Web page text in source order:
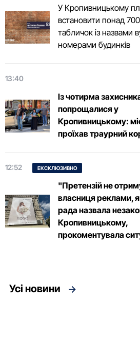
У Кропивницькому
встановити понад
табличок із назвами
номерами будинків
13:40
Із чотирма
попрощалися у
Кропивницькому:
проїхав траурний
12:52 ЕКСКЛЮЗИВНО
"Претензій не
власниця реклами,
рада назвала
Кропивницькому,
прокоментувала
Усі новини